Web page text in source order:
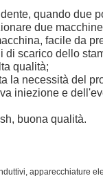
quando due
due
facile da
di scarico dello
qualità;
la necessità del
iniezione e
buona qualità.
apparecchiature